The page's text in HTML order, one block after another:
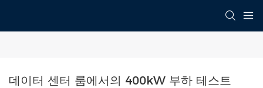
데이터 센터 룸에서의 400kW 부하 테스트